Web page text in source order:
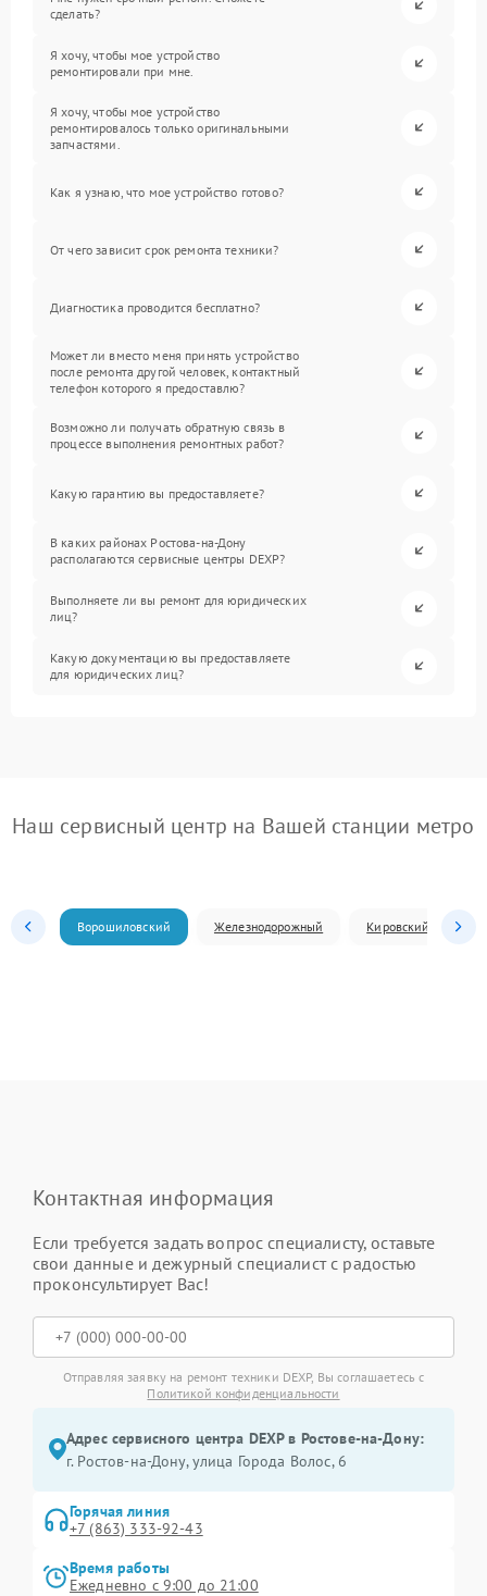
сделать?
Я хочу, чтобы мое устройство
ремонтировали при мне.
Я хочу, чтобы мое устройство
ремонтировалось только оригинальными
запчастями.
Как я узнаю, что мое устройство готово?
От чего зависит срок ремонта техники?
Диагностика проводится бесплатно?
Может ли вместо меня принять устройство
после ремонта другой человек, контактный
телефон которого я предоставлю?
Возможно ли получать обратную связь в
процессе выполнения ремонтных работ?
Какую гарантию вы предоставляете?
В каких районах Ростова-на-Дону
располагаются сервисные центры DEXP?
Выполняете ли вы ремонт для юридических
лиц?
Какую документацию вы предоставляете
для юридических лиц?
Наш сервисный центр на Вашей станции метро
Ворошиловский Железнодорожный Кировский
Контактная информация
Если требуется задать вопрос специалисту, оставьте
свои данные и дежурный специалист с радостью
проконсультирует Вас!
Отправляя заявку на ремонт техники DEXP, Вы соглашаетесь с
Политикой конфиденциальности
Адрес сервисного центра DEXP в Ростове-на-Дону:
г. Ростов-на-Дону, улица Города Волос, 6
Горячая линия
+7 (863) 333-92-43
Время работы
Ежедневно с 9:00 до 21:00